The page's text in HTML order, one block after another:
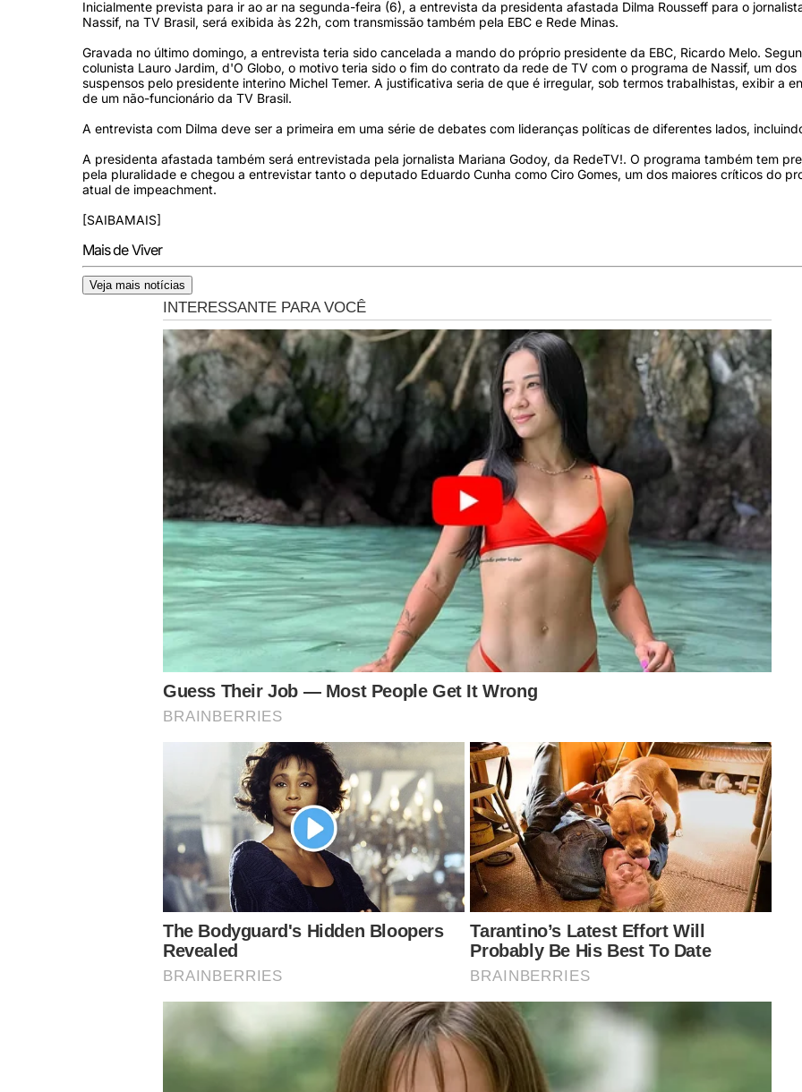
Inicialmente prevista para ir ao ar na segunda-feira (6), a entrevista da presidenta afastada Dilma Rousseff para o
Nassif, na TV Brasil, será exibida às 22h, com transmissão também pela EBC e Rede Minas.
Gravada no último domingo, a entrevista teria sido cancelada a mando do próprio presidente da EBC, Ricardo Melo.
colunista Lauro Jardim, d'O Globo, o motivo teria sido o fim do contrato da rede de TV com o programa de Nassif, um dos
suspensos pelo presidente interino Michel Temer. A justificativa seria de que é irregular, sob termos trabalhistas, exibir a
de um não-funcionário da TV Brasil.
A entrevista com Dilma deve ser a primeira em uma série de debates com lideranças políticas de diferentes lados,
A presidenta afastada também será entrevistada pela jornalista Mariana Godoy, da RedeTV!. O programa também tem
pela pluralidade e chegou a entrevistar tanto o deputado Eduardo Cunha como Ciro Gomes, um dos maiores críticos do
atual de impeachment.
[SAIBAMAIS]
Mais de Viver
Veja mais notícias